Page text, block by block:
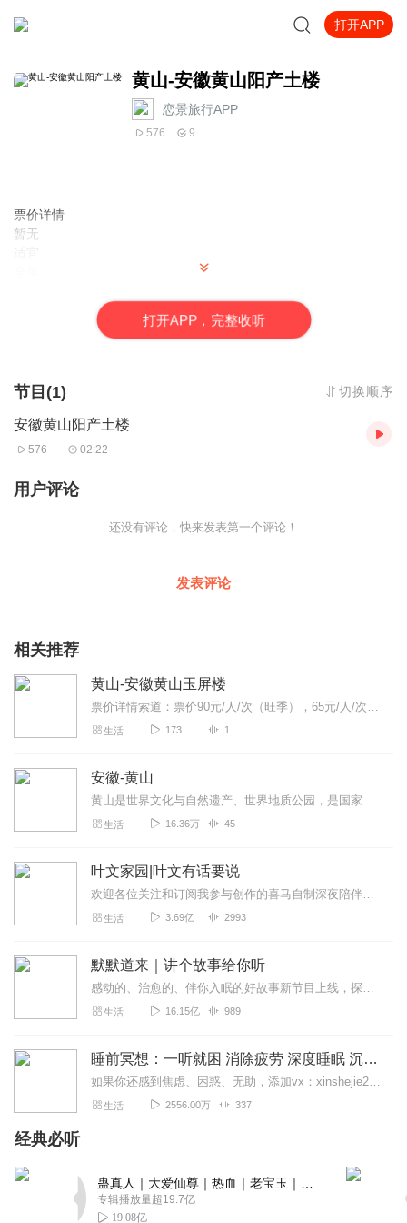
打开APP
黄山-安徽黄山阳产土楼
恋景旅行APP
576 9
票价详情
暂无
边青石铺路架桥，取木材筑巢而居，渴饮山泉，饿食五谷，子孙延
续。流年之中，形成了鳞次栉比、错落有致、质朴壮观的土楼群
——阳产土楼。 阳产村是一个有着悠久历史的古村落，是郑姓居
地，郑姓是郑半洲再能公之后。据传郑公守猎到阳产，跟随猎犬卧
经几番审视，认为是块风水宝地，决心迁移定居阳产。 阳产村同时
也是一个依山而建的山寨，房子以土楼为主，土楼群是阳产村最大
的特色，一座座，一排排，密密麻麻，一幢接一幢。均以青石砌磅
体现出独特的画境美、意境美、雄浑美、气势美。土楼群依山就
窄，建议上山换乘当地小面包车，同时也要注意自己的人身安全。
音频来源于链景旅行
打开APP，完整收听
节目(1) 切换顺序
安徽黄山阳产土楼
576 02:22
用户评论
还没有评论，快来发表第一个评论！
发表评论
相关推荐
黄山-安徽黄山玉屏楼
票价详情索道：票价90元/人/次（旺季），65元/人/次适宜四季皆宜电话暂无简介“江山如此多娇”所说的正是黄山一重要的风景名胜地——玉屏楼，玉屏楼...
生活 173 1
安徽-黄山
黄山是世界文化与自然遗产、世界地质公园，是国家级风景名胜区、全国文明风景旅游区、国家5A级旅游景区，与长江、长城、黄河同为中华壮丽山河和灿烂文化的杰出代表，被世...
生活 16.36万 45
叶文家园|叶文有话要说
欢迎各位关注和订阅我参与创作的喜马自制深夜陪伴谈话栏目《听你说·百态人声》【听你说·百态人声】每晚直播连线真实人间故事|叶文现场互动中|人间冷暖，抱团取暖每周...
生活 3.69亿 2993
默默道来｜讲个故事给你听
感动的、治愈的、伴你入眠的好故事新节目上线，探索现实世界的无尽魅力，追求对生活的真实记录《听见人间真相》（点击名称，直达专辑）网易人间故事集持续更新中，邀您关注...
生活 16.15亿 989
睡前冥想：一听就困 消除疲劳 深度睡眠 沉浸体验
如果你还感到焦虑、困惑、无助，添加vx：xinshejie2018、vx公众号：宣萱心伴，与主播宣萱开启心灵交流之旅，共建温暖的精神家园！如果你喜欢我的内容，请...
生活 2556.00万 337
经典必听
专辑播放量超19.7亿
19.08亿